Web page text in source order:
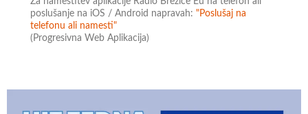
poslušanje na iOS / Android napravah:"Poslušaj na
telefonu ali namesti"
(Progresivna Web Aplikacija)